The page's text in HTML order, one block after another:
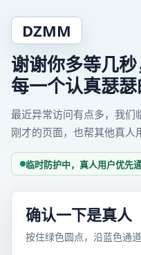
DZMM
谢谢你多等几
每一个认真瑟瑟
最近异常访问有点多，我们
刚才的页面，也帮其他真人
临时防护中，真人用户优先
确认一下是真人
按住绿色圆点，沿蓝色通